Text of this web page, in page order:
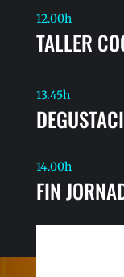
12.00h
TALLER
13.45h
14.00h
FIN